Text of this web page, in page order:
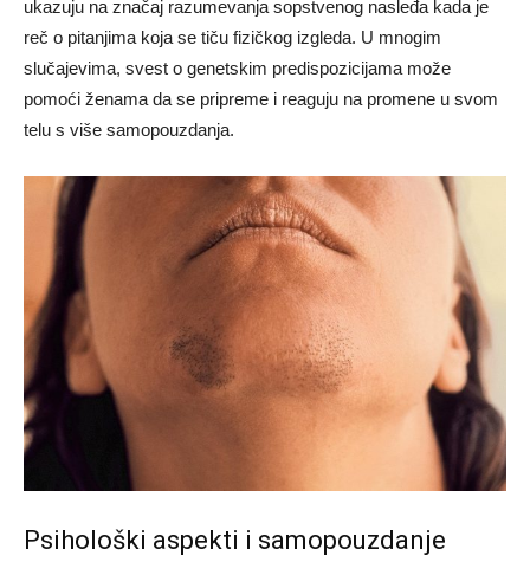
ukazuju na značaj razumevanja sopstvenog nasleđa kada je
reč o pitanjima koja se tiču fizičkog izgleda. U mnogim
slučajevima, svest o genetskim predispozicijama može
pomoći ženama da se pripreme i reaguju na promene u svom
telu s više samopouzdanja.
Psihološki aspekti i samopouzdanje